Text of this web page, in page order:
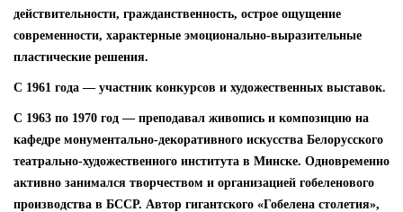
действительности, гражданственность, острое ощущение
современности, характерные эмоционально-выразительные
пластические решения.
С 1961 года — участник конкурсов и художественных выставок.
С 1963 по 1970 год — преподавал живопись и композицию на
кафедре монументально-декоративного искусства Белорусского
театрально-художественного института в Минске. Одновременно
активно занимался творчеством и организацией гобеленового
производства в БССР. Автор гигантского «Гобелена столетия»,